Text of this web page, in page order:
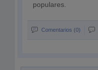
populares.
Comentarios (0)